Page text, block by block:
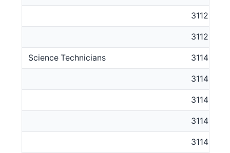
311216
311299
Science Technicians 3114
311411
311412
311413
311499